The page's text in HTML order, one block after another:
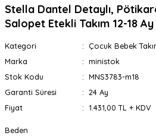
Stella Dantel Detaylı,
Salopet Etekli Takım 12-18 Ay
Kategori
Çocuk Bebek
Marka
ministok
Stok Kodu
MNS3783-m18
Garanti Süresi
24 Ay
Fiyat
1.431,00 TL + KDV
Beden